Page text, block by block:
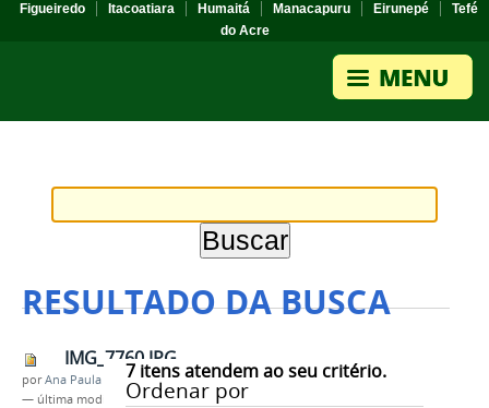
Figueiredo
Itacoatiara Humaitá Manacapuru Eirunepé
Tefé
do Acre
RESULTADO DA BUSCA
7itens atendem ao seu critério.
Ordenar por
IMG_7760.JPG
porAna Paula Batista
— última modificação19/06/2016 10h46